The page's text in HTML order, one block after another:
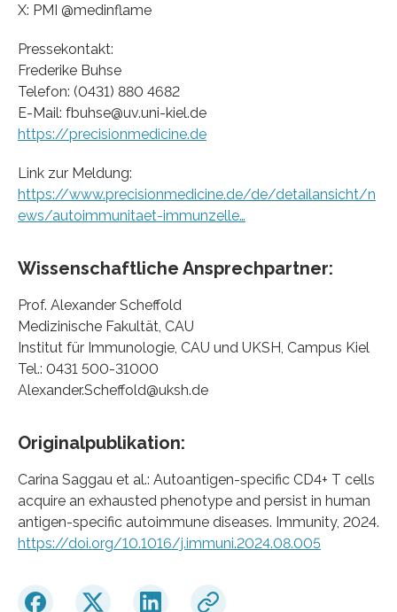
X: PMI @medinflame
Pressekontakt:
Frederike Buhse
Telefon: (0431) 880 4682
E-Mail: fbuhse@uv.uni-kiel.de
https://precisionmedicine.de
Link zur Meldung:
https://www.precisionmedicine.de/de/detailansicht/n
ews/autoimmunitaet-immunzelle…
Wissenschaftliche Ansprechpartner:
Prof. Alexander Scheffold
Medizinische Fakultät, CAU
Institut für Immunologie, CAU und UKSH, Campus Kiel
Tel.: 0431 500-31000
Alexander.Scheffold@uksh.de
Originalpublikation:
Carina Saggau et al.: Autoantigen-specific CD4+ T cells
acquire an exhausted phenotype and persist in human
antigen-specific autoimmune diseases. Immunity, 2024.
https://doi.org/10.1016/j.immuni.2024.08.005